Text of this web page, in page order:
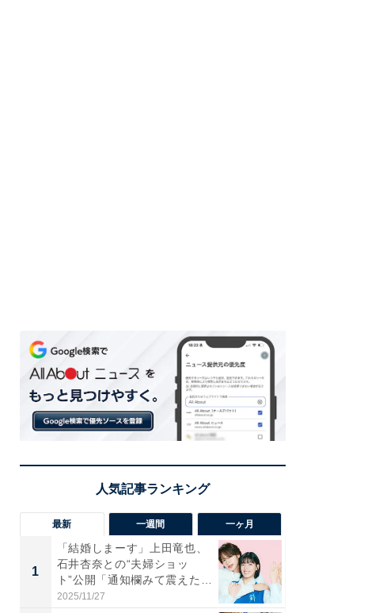
最新 一週間 一ヶ月
1
「結婚しまーす」上田竜也、
石井杏奈との“夫婦ショッ
ト”公開「通知欄みて震えた」
「...
2025/11/27